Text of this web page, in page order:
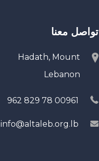
تواصل معنا
Hadath, Mount
Lebanon
00961 78 829 962
info@altaleb.org.lb